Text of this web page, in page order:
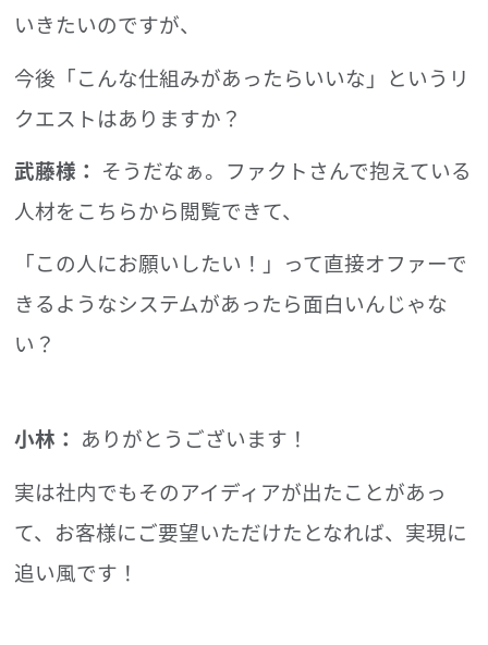
いきたいのですが、
今後「こんな仕組みがあったらいいな」というリ
クエストはありますか？
武藤様： そうだなぁ。ファクトさんで抱えている
人材をこちらから閲覧できて、
「この人にお願いしたい！」って直接オファーで
きるようなシステムがあったら面白いんじゃな
い？
小林： ありがとうございます！
実は社内でもそのアイディアが出たことがあっ
て、お客様にご要望いただけたとなれば、実現に
追い風です！